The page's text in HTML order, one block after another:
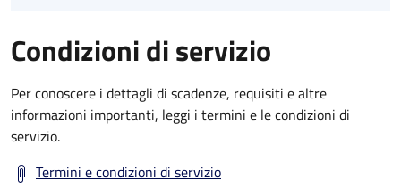
Condizioni di servizio
Per conoscere i dettagli di scadenze, requisiti e altre
informazioni importanti, leggi i termini e le condizioni di
servizio.
Termini e condizioni di servizio